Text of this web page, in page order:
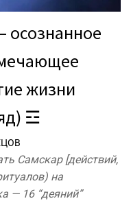
жизни
☲
Самскар [действий,
на
— 16 “деяний”